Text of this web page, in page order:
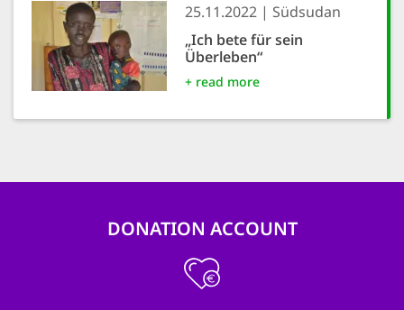
25.11.2022
Südsudan
„Ich bete für sein
Überleben“
+ read more
DONATION ACCOUNT